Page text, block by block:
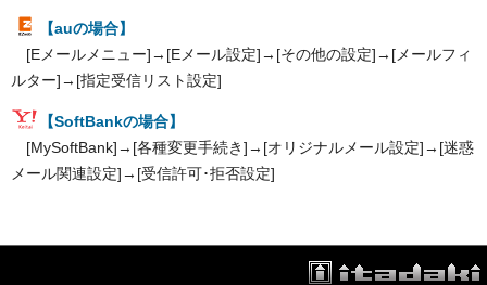
【auの場合】
[Eメールメニュー]→[Eメール設定]→[その他の設定]→[メールフィ
ルター]→[指定受信リスト設定]
【SoftBankの場合】
[MySoftBank]→[各種変更手続き]→[オリジナルメール設定]→[迷惑
メール関連設定]→[受信許可･拒否設定]